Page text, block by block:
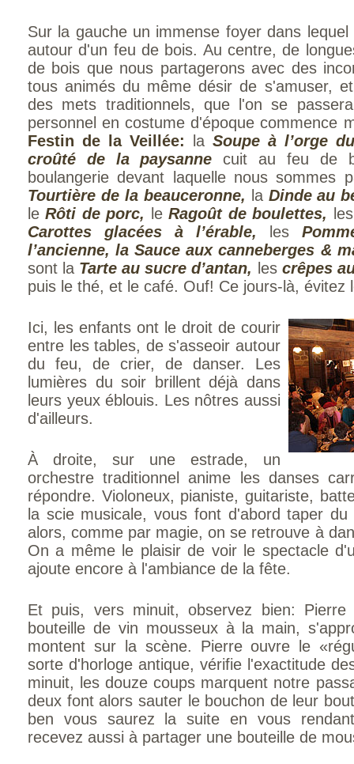
Sur la gauche un immense foyer dans
autour d'un feu de bois. Au centre, de
de bois que nous partagerons avec des
tous animés du même désir de s'amuser,
des mets traditionnels, que l'on se
person­nel en costume d'époque commence
Festin de la Veillée: la Soupe à l’orge
croûté de la paysanne cuit au feu de
boulangerie devant laquelle nous sommes
Tourtière de la beauceronne,
laDinde au
le Rôti de porc, le Ragoût de boulettes, les
Carottes glacées à l’érable,
les
l’ancienne, la Sauce aux canneberges &
sont la Tarte au sucre d’antan, lescrêpes
puis le thé, et le café. Ouf! Ce jours-là, évitez
Ici, les enfants ont le droit de courir
entre les tables, de s'asseoir autour
du feu, de crier, de danser. Les
lumières du soir brillent déjà dans
leurs yeux éblouis. Les nôtres aussi
d'ailleurs.
À droite, sur une estrade, un
orchestre traditionnel anime les danses
répondre. Violoneux, pianiste, guitariste,
la scie musicale, vous font d'abord taper
alors, comme par magie, on se retrouve à
On a même le plaisir de voir le spectacle
ajoute encore à l'ambiance de la fête.
Et puis, vers minuit, observez bien:
bouteille de vin mousseux à la main,
montent sur la scène. Pierre ouvre le
sorte d'horloge antique, vérifie l'exactitude
minuit, les douze coups marquent notre
deux font alors sauter le bouchon de leur
ben vous saurez la suite en vous
recevez aussi à partager une bouteille de